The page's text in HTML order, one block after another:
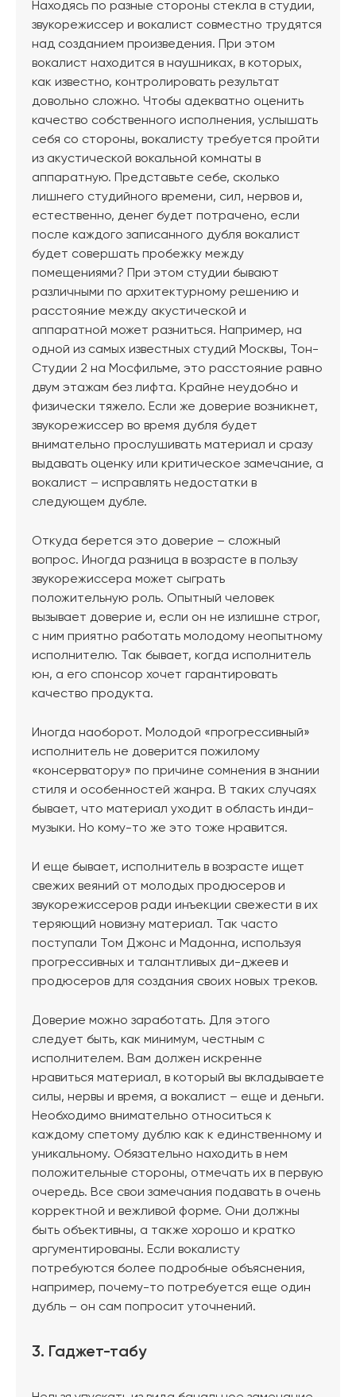
Находясь по разные стороны стекла в студии,
звукорежиссер и вокалист совместно трудятся
над созданием произведения. При этом
вокалист находится в наушниках, в которых,
как известно, контролировать результат
довольно сложно. Чтобы адекватно оценить
качество собственного исполнения, услышать
себя со стороны, вокалисту требуется пройти
из акустической вокальной комнаты в
аппаратную. Представьте себе, сколько
лишнего студийного времени, сил, нервов и,
естественно, денег будет потрачено, если
после каждого записанного дубля вокалист
будет совершать пробежку между
помещениями? При этом студии бывают
различными по архитектурному решению и
расстояние между акустической и
аппаратной может разниться. Например, на
одной из самых известных студий Москвы, Тон-
Студии 2 на Мосфильме, это расстояние равно
двум этажам без лифта. Крайне неудобно и
физически тяжело. Если же доверие возникнет,
звукорежиссер во время дубля будет
внимательно прослушивать материал и сразу
выдавать оценку или критическое замечание, а
вокалист – исправлять недостатки в
следующем дубле.
Откуда берется это доверие – сложный
вопрос. Иногда разница в возрасте в пользу
звукорежиссера может сыграть
положительную роль. Опытный человек
вызывает доверие и, если он не излишне строг,
с ним приятно работать молодому неопытному
исполнителю. Так бывает, когда исполнитель
юн, а его спонсор хочет гарантировать
качество продукта.
Иногда наоборот. Молодой «прогрессивный»
исполнитель не доверится пожилому
«консерватору» по причине сомнения в знании
стиля и особенностей жанра. В таких случаях
бывает, что материал уходит в область инди-
музыки. Но кому-то же это тоже нравится.
И еще бывает, исполнитель в возрасте ищет
свежих веяний от молодых продюсеров и
звукорежиссеров ради инъекции свежести в их
теряющий новизну материал. Так часто
поступали Том Джонс и Мадонна, используя
прогрессивных и талантливых ди-джеев и
продюсеров для создания своих новых треков.
Доверие можно заработать. Для этого
следует быть, как минимум, честным с
исполнителем. Вам должен искренне
нравиться материал, в который вы вкладываете
силы, нервы и время, а вокалист – еще и деньги.
Необходимо внимательно относиться к
каждому спетому дублю как к единственному и
уникальному. Обязательно находить в нем
положительные стороны, отмечать их в первую
очередь. Все свои замечания подавать в очень
корректной и вежливой форме. Они должны
быть объективны, а также хорошо и кратко
аргументированы. Если вокалисту
потребуются более подробные объяснения,
например, почему-то потребуется еще один
дубль – он сам попросит уточнений.
3. Гаджет-табу